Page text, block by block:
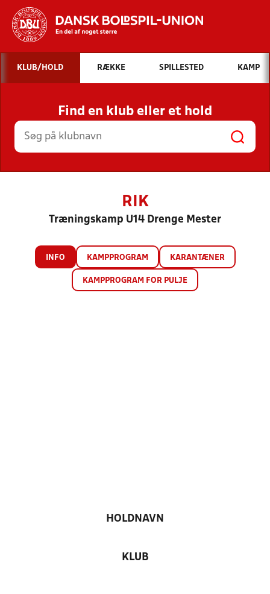
Hvad vil du søge efter?
INDHOLD OG NYHEDER
STILLINGER, RESULTATER, KLUBBER OG
HOLD
KLUB/HOLD RÆKKE SPILLESTED KAMP
Find en klub eller et hold
RIK
Træningskamp U14 Drenge Mester
INFO KAMPPROGRAM KARANTÆNER
KAMPPROGRAM FOR PULJE
HOLDNAVN
KLUB